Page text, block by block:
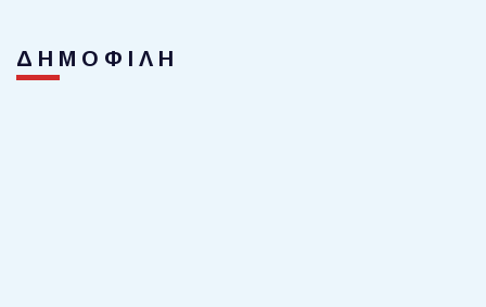
ΔΗΜΟΦΙΛΗ